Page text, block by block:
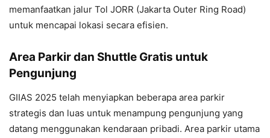
memanfaatkan jalur Tol JORR (Jakarta Outer Ring Road)
untuk mencapai lokasi secara efisien.
Area Parkir dan Shuttle Gratis untuk
Pengunjung
GIIAS 2025 telah menyiapkan beberapa area parkir
strategis dan luas untuk menampung pengunjung yang
datang menggunakan kendaraan pribadi. Area parkir utama